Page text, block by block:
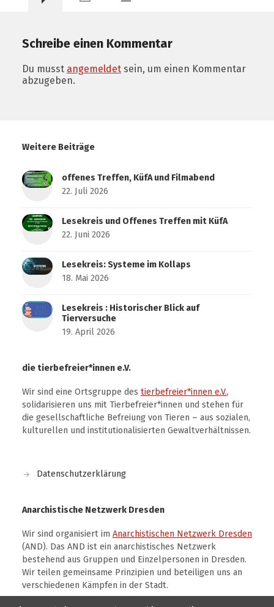
Schreibe einen Kommentar
Du musst angemeldetsein, um einen Kommentar
abzugeben.
Weitere Beiträge
offenes Treffen, KüfA und Filmabend
22. Juli 2026
Lesekreis und Offenes Treffen mit KüfA
22. Juni 2026
Lesekreis: Systeme im Kollaps
18. Mai 2026
Lesekreis : Historischer Blick auf
Tierversuche
19. April 2026
die tierbefreier*innen e.V.
Wir sind eine Ortsgruppe des tierbefreier*innen e.V.,
solidarisieren uns mit Tierbefreier*innen und stehen für
die gesellschaftliche Befreiung von Tieren – aus sozialen,
kulturellen und institutionalisierten Gewaltverhältnissen.
Datenschutzerklärung
Anarchistische Netzwerk Dresden
Wir sind organisiert im Anarchistischen Netzwerk Dresden
(AND). Das AND ist ein anarchistisches Netzwerk
bestehend aus Gruppen und Einzelpersonen in Dresden.
Wir teilen gemeinsame Prinzipien und beteiligen uns an
verschiedenen Kämpfen in der Stadt.